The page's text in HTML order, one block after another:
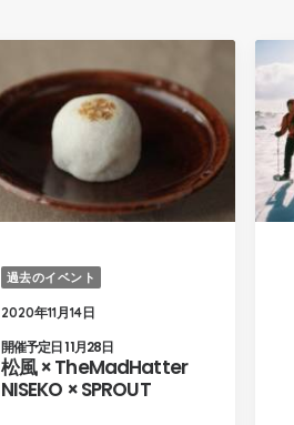
過去のイベント
2020年11月14日
開催予定日 11月28日
松風 × TheMadHatter
NISEKO × SPROUT